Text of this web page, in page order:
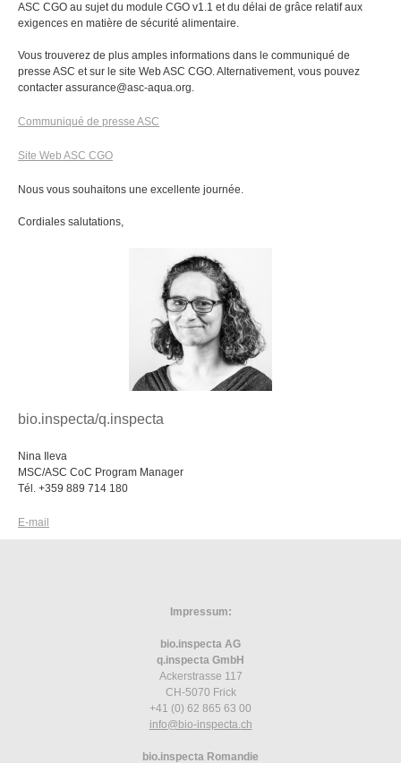
ASC CGO au sujet du module CGO v1.1 et du délai de grâce relatif aux
exigences en matière de sécurité alimentaire.
Vous trouverez de plus amples informations dans le communiqué de
presse ASC et sur le site Web ASC CGO. Alternativement, vous pouvez
contacter assurance@asc-aqua.org.
Communiqué de presse ASC
Site Web ASC CGO
Nous vous souhaitons une excellente journée.
Cordiales salutations,
bio.inspecta/q.inspecta
Nina Ileva
MSC/ASC CoC Program Manager
Tél. +359 889 714 180
E-mail
Impressum:
bio.inspecta AG
q.inspecta GmbH
Ackerstrasse 117
CH-5070 Frick
+41 (0) 62 865 63 00
info@bio-inspecta.ch
bio.inspecta Romandie